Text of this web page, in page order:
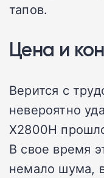
тапов.
Цена и
Верится с
невероятно
X2800H
В свое время
немало шума,